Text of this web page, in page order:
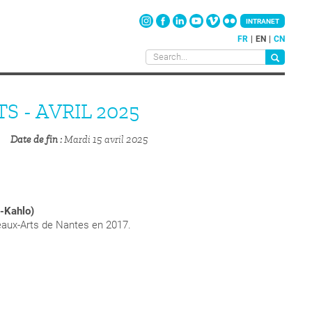
FR EN CN
INTRANET
- AVRIL 2025
Date de fin Mardi 15 avril 2025
Kahlo)
Arts de Nantes en 2017.